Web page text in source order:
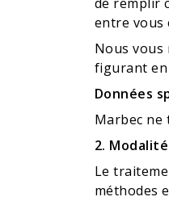
de remplir
entre vous
Nous vous
figurant
Données
Marbec ne
2.
Le
méthodes